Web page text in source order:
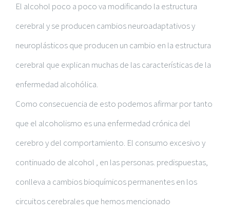
El alcohol poco a poco va modificando la estructura
cerebral y se producen cambios neuroadaptativos y
neuroplásticos que producen un cambio en la estructura
cerebral que explican muchas de las características de la
enfermedad alcohólica.
Como consecuencia de esto podemos afirmar por tanto
que el alcoholismo es una enfermedad crónica del
cerebro y del comportamiento. El consumo excesivo y
continuado de alcohol , en las personas. predispuestas,
conlleva a cambios bioquímicos permanentes en los
circuitos cerebrales que hemos mencionado